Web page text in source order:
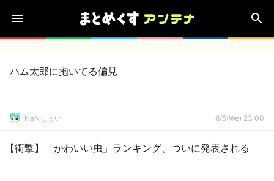
ハム太郎に抱いてる偏見
NaNじぇい 8/5(We) 23:00
【衝撃】「かわいい虫」ランキング、ついに発表される